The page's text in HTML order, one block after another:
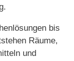
bis
Räume,
und